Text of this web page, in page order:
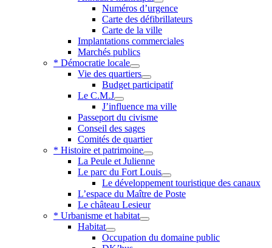
Numéros d’urgence
Carte des défibrillateurs
Carte de la ville
Implantations commerciales
Marchés publics
* Démocratie locale
Vie des quartiers
Budget participatif
Le C.M.J
J’influence ma ville
Passeport du civisme
Conseil des sages
Comités de quartier
* Histoire et patrimoine
La Peule et Julienne
Le parc du Fort Louis
Le développement touristique des canaux
L’espace du Maître de Poste
Le château Lesieur
* Urbanisme et habitat
Habitat
Occupation du domaine public